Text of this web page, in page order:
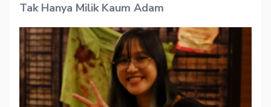
Tak Hanya Milik Kaum Adam